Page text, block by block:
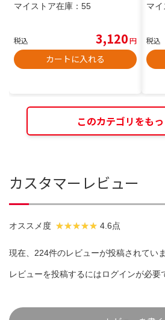
マイストア在庫： 55
税込 3,120円
カートに入れる
マイ
税込
このカテゴリをも
カスタマーレビュー
オススメ度 4.6点
現在、224件のレビューが投稿されていま
レビューを投稿するにはログインが必要